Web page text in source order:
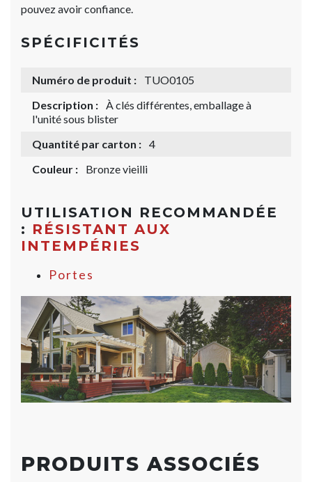
pouvez avoir confiance.
SPÉCIFICITÉS
Numéro de produit :
TUO0105
Description : À clés différentes, emballage à
l'unité sous blister
Quantité par carton : 4
Couleur :
Bronze vieilli
UTILISATION RECOMMANDÉE
: RÉSISTANT AUX
INTEMPÉRIES
Portes
PRODUITS ASSOCIÉS